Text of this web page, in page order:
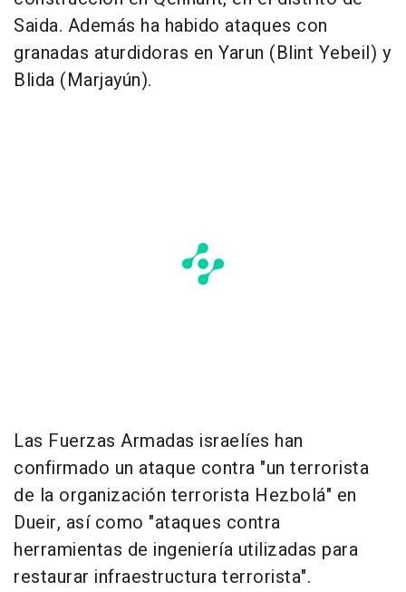
Saida. Además ha habido ataques con
granadas aturdidoras en Yarun (Blint Yebeil) y
Blida (Marjayún).
Las Fuerzas Armadas israelíes han
confirmado un ataque contra "un terrorista
de la organización terrorista Hezbolá" en
Dueir, así como "ataques contra
herramientas de ingeniería utilizadas para
restaurar infraestructura terrorista".